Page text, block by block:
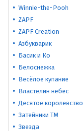
Winnie-the-Pooh
ZAPF
ZAPF Creation
Азбукварик
Басик и Ко
Белоснежка
Весёлое купание
Властелин небес
Десятое королевство
Затейники ТМ
Звезда